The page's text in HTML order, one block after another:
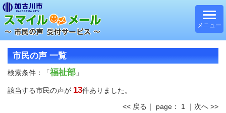
メニュー
市民の声 一覧
検索条件：「福祉部 」
該当する市民の声が 13件ありました。
<< 戻る｜ page： 1 ｜次へ >>